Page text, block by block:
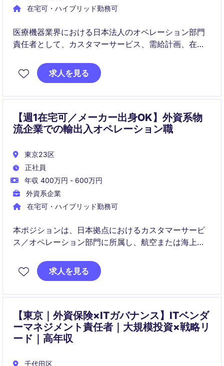
在宅可・ハイブリッド勤務可
医療機器業界における日本法人のオペレーション部門
責任者として、カスタマーサービス、需給計画、在庫
ーダー削減やシステム導入などの重要プロジェクトを
主導し、安定供給とサービス向上を推進するポジショ
求人を見る
【週1在宅可／メーカー出身OK】外資系物
流企業での輸出入オペレーション職
東京23区
正社員
年収 400万円 - 600万円
外資系企業
在宅可・ハイブリッド勤務可
本ポジションは、日本拠点におけるカスタマーサービ
ス／オペレーション部門に所属し、航空または海上輸
チーム内外と連携しながら、顧客満足度の向上と安定
したオペレーションの実現を担う役割です。将来的に
求人を見る
【東京｜外資保険×ITガバナンス】ITベンダ
ーマネジメント責任者｜大規模投資×戦略リ
ード｜高年収
千代田区